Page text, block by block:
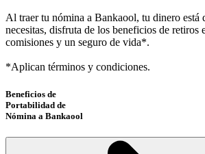
Al traer tu nómina a Bankaool, tu dinero está
necesitas, disfruta de los beneficios de retiros
comisiones y un seguro de vida*.
*Aplican términos y condiciones.
Beneficios de
Portabilidad de
Nómina a Bankaool